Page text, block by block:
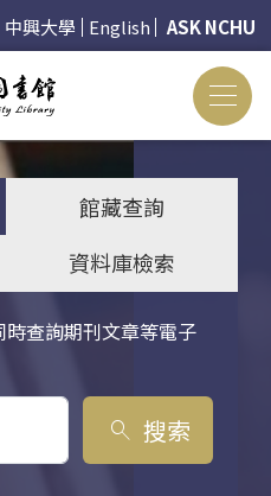
中興大學 English ASK NCHU
館藏查詢
資料庫檢索
查詢期刊文章等電子
search 搜索